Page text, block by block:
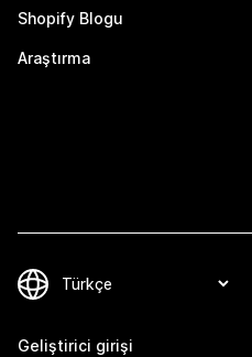
Shopify Blogu
Araştırma
Geliştirici girişi